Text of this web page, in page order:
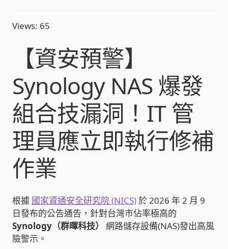
儀器設備
網路建置規劃維修-實績案例
弱電工程-實績案例
插卡計費
監視器安裝維修-實績案例
自動控制PLC專案設計-實績案例
雲端儲值型電表
Views: 65
【資安預警】
Synology NAS 爆發
組合技漏洞！IT 管
理員應立即執行修補
作業
根據 國家資通安全研究院 (NICS)於 2026 年 2 月 9
日發布的公告通告，針對台灣市佔率極高的
Synology（群暉科技）
網路儲存設備(NAS)發出高風
險警示。